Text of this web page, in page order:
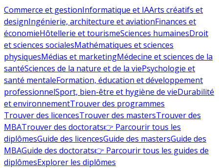
Commerce et gestionInformatique et IAArts créatifs et
designIngénierie, architecture et aviationFinances et
économieHôtellerie et tourismeSciences humainesDroit
et sciences socialesMathématiques et sciences
physiquesMédias et marketingMédecine et sciences de la
santéSciences de la nature et de la viePsychologie et
santé mentaleFormation, éducation et développement
professionnelSport, bien-être et hygiène de vieDurabilité
et environnementTrouver des programmes
Trouver des licencesTrouver des mastersTrouver des
MBATrouver des doctorats👉 Parcourir tous les
diplômesGuide des licencesGuide des mastersGuide des
MBAGuide des doctorats👉 Parcourir tous les guides de
diplômesExplorer les diplômes